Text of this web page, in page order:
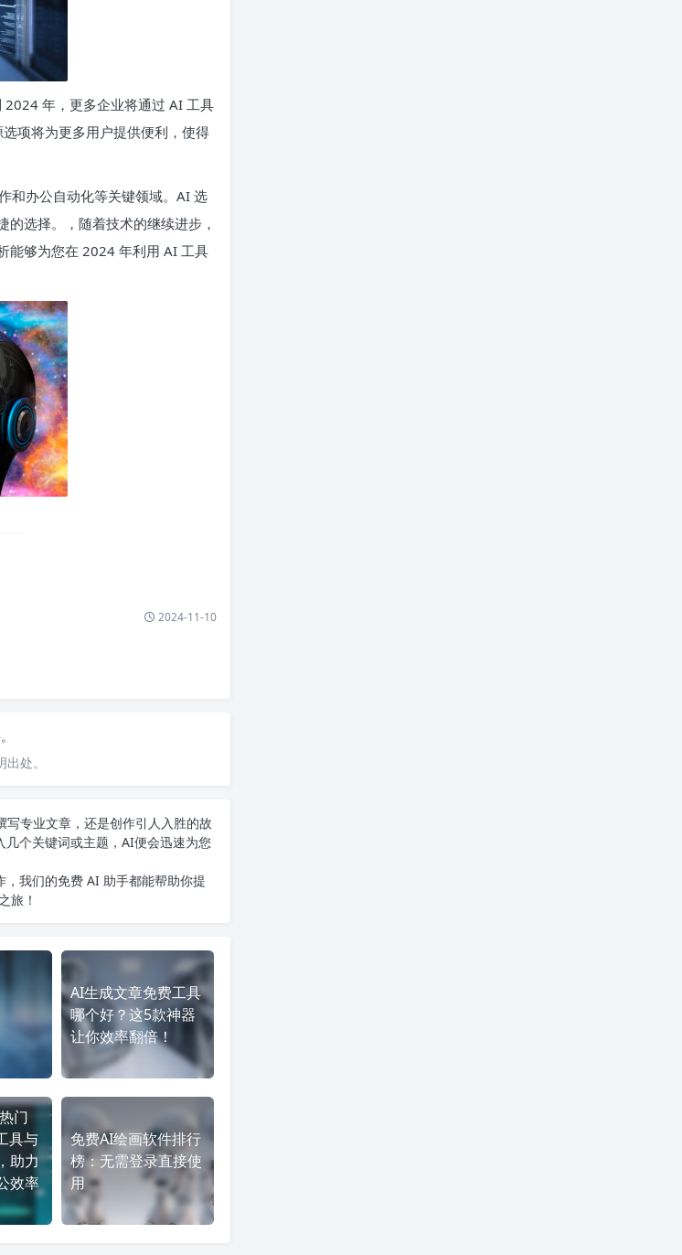
2024 年，更多企业将通过 AI 工具
项将为更多用户提供便利，使得
和办公自动化等关键领域。AI 选
选择。，随着技术的继续进步，
能够为您在 2024 年利用 AI 工具
2024-11-10
处。
专业文章，还是创作引人入胜的故
个关键词或主题，AI便会迅速为您
我们的免费 AI 助手都能帮助你提
旅！
AI生成文章免费工具
哪个好？这5款神器
让你效率翻倍！
门
具与
助力
效率
免费AI绘画软件排行
榜：无需登录直接使
用